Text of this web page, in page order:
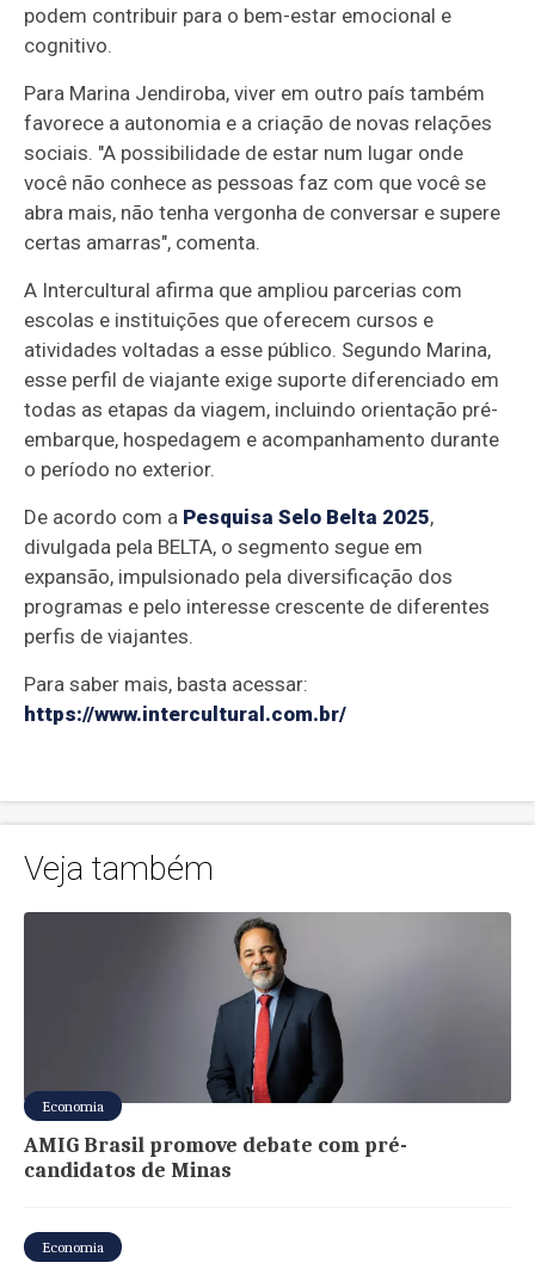
podem contribuir para o bem-estar emocional e
cognitivo.
Para Marina Jendiroba, viver em outro país também
favorece a autonomia e a criação de novas relações
sociais. "A possibilidade de estar num lugar onde
você não conhece as pessoas faz com que você se
abra mais, não tenha vergonha de conversar e supere
certas amarras", comenta.
A Intercultural afirma que ampliou parcerias com
escolas e instituições que oferecem cursos e
atividades voltadas a esse público. Segundo Marina,
esse perfil de viajante exige suporte diferenciado em
todas as etapas da viagem, incluindo orientação pré-
embarque, hospedagem e acompanhamento durante
o período no exterior.
De acordo com a Pesquisa Selo Belta 2025,
divulgada pela BELTA, o segmento segue em
expansão, impulsionado pela diversificação dos
programas e pelo interesse crescente de diferentes
perfis de viajantes.
Para saber mais, basta acessar:
https://www.intercultural.com.br/
Veja também
Economia
AMIG Brasil promove debate com pré-
candidatos de Minas
Economia